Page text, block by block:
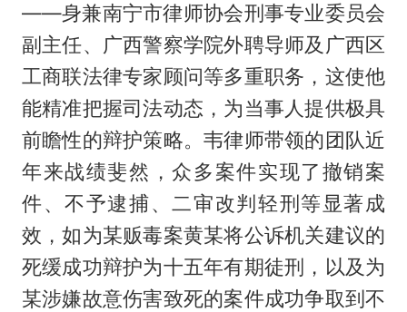
——身兼南宁市律师协会刑事专业委员会
副主任、广西警察学院外聘导师及广西区
工商联法律专家顾问等多重职务，这使他
能精准把握司法动态，为当事人提供极具
前瞻性的辩护策略。韦律师带领的团队近
年来战绩斐然，众多案件实现了撤销案
件、不予逮捕、二审改判轻刑等显著成
效，如为某贩毒案黄某将公诉机关建议的
死缓成功辩护为十五年有期徒刑，以及为
某涉嫌故意伤害致死的案件成功争取到不